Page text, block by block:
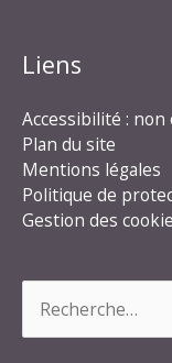
Liens
Accessibilité :
Plan du site
Mentions légales
Politique de
Gestion des